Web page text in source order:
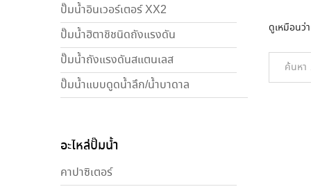
ดูเหมือนว่
ปั๊มน้ำอินเวอร์เตอร์ XX2
ปั๊มน้ำฮิตาชิชนิดถังแรงดัน
ปั๊มน้ำถังแรงดันสแตนเลส
ปั๊มน้ำแบบดูดน้ำลึก/น้ำบาดาล
อะไหล่ปั๊มน้ำ
คาปาซิเตอร์